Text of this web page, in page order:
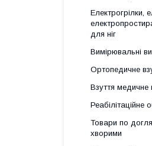
Електрогрілки,
для ніг
Вимірювальні
Ортопедичне
Взуття медичне
Реабілітаційне
Товари по
хворими